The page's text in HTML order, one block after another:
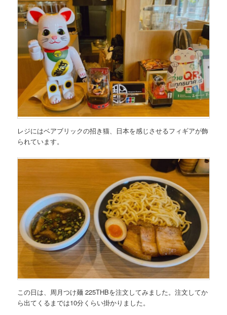
レジにはベアブリックの招き猫、日本を感じさせるフィギアが飾
られています。
この日は、 周月つけ麺 225THBを注文してみました。注文してか
ら出てくるまでは10分くらい掛かりました。